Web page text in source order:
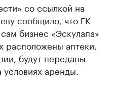
со ссылкой на
сообщило, что ГК
бизнес «Эскулапа»
аптеки,
будут переданы
условиях аренды.